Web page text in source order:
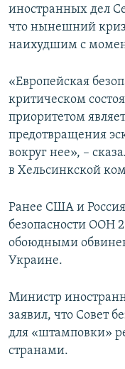
иностранных дел
что нынешний
наихудшим с
«Европейская
критическом
приоритетом
предотвращения
вокруг нее», –
в Хельсинкской
Ранее США и
безопасности ООН
обоюдными
Украине.
Министр
заявил, что Совет
для «штамповки»
странами.